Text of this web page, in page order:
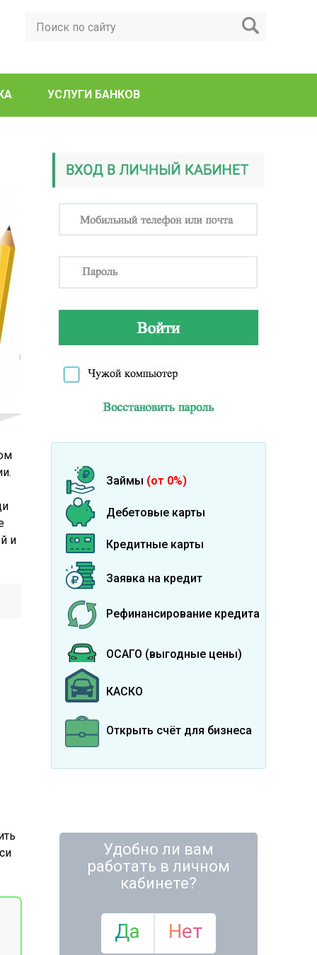
УСЛУГИ БАНКОВ
и
Займы (от 0%)
Дебетовые карты
Кредитные карты
Заявка на кредит
Рефинансирование кредита
ОСАГО (выгодные цены)
КАСКО
Открыть счёт для бизнеса
Удобно ли вам
работать в личном
кабинете?
Да Нет